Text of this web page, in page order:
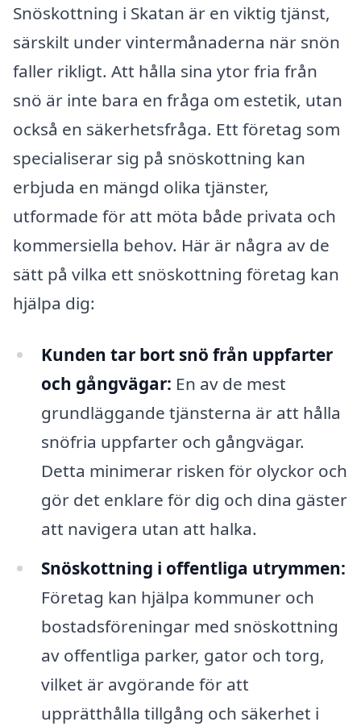
Snöskottning i Skatan är en viktig tjänst,
särskilt under vintermånaderna när snön
faller rikligt. Att hålla sina ytor fria från
snö är inte bara en fråga om estetik, utan
också en säkerhetsfråga. Ett företag som
specialiserar sig på snöskottning kan
erbjuda en mängd olika tjänster,
utformade för att möta både privata och
kommersiella behov. Här är några av de
sätt på vilka ett snöskottning företag kan
hjälpa dig:
Kunden tar bort snö från uppfarter
och gångvägar: En av de mest
grundläggande tjänsterna är att hålla
snöfria uppfarter och gångvägar.
Detta minimerar risken för olyckor och
gör det enklare för dig och dina gäster
att navigera utan att halka.
Snöskottning i offentliga utrymmen:
Företag kan hjälpa kommuner och
bostadsföreningar med snöskottning
av offentliga parker, gator och torg,
vilket är avgörande för att
upprätthålla tillgång och säkerhet i